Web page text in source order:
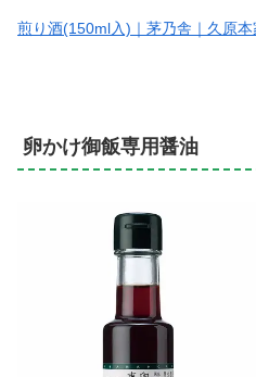
煎り酒(150ml入)｜茅乃舎｜久原本
卵かけ御飯専用醤油